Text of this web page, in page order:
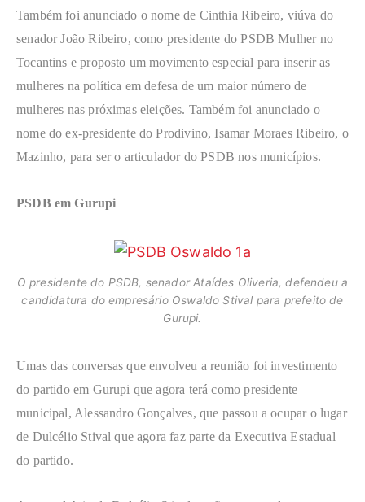
Também foi anunciado o nome de Cinthia Ribeiro, viúva do
senador João Ribeiro, como presidente do PSDB Mulher no
Tocantins e proposto um movimento especial para inserir as
mulheres na política em defesa de um maior número de
mulheres nas próximas eleições. Também foi anunciado o
nome do ex-presidente do Prodivino, Isamar Moraes Ribeiro, o
Mazinho, para ser o articulador do PSDB nos municípios.
PSDB em Gurupi
O presidente do PSDB, senador Ataídes Oliveria, defendeu a
candidatura do empresário Oswaldo Stival para prefeito de
Gurupi.
Umas das conversas que envolveu a reunião foi investimento
do partido em Gurupi que agora terá como presidente
municipal, Alessandro Gonçalves, que passou a ocupar o lugar
de Dulcélio Stival que agora faz parte da Executiva Estadual
do partido.